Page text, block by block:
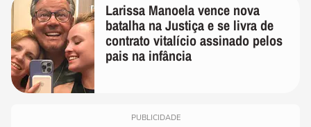
Larissa Manoela vence nova
batalha na Justiça e se livra de
contrato vitalício assinado pelos
pais na infância
PUBLICIDADE